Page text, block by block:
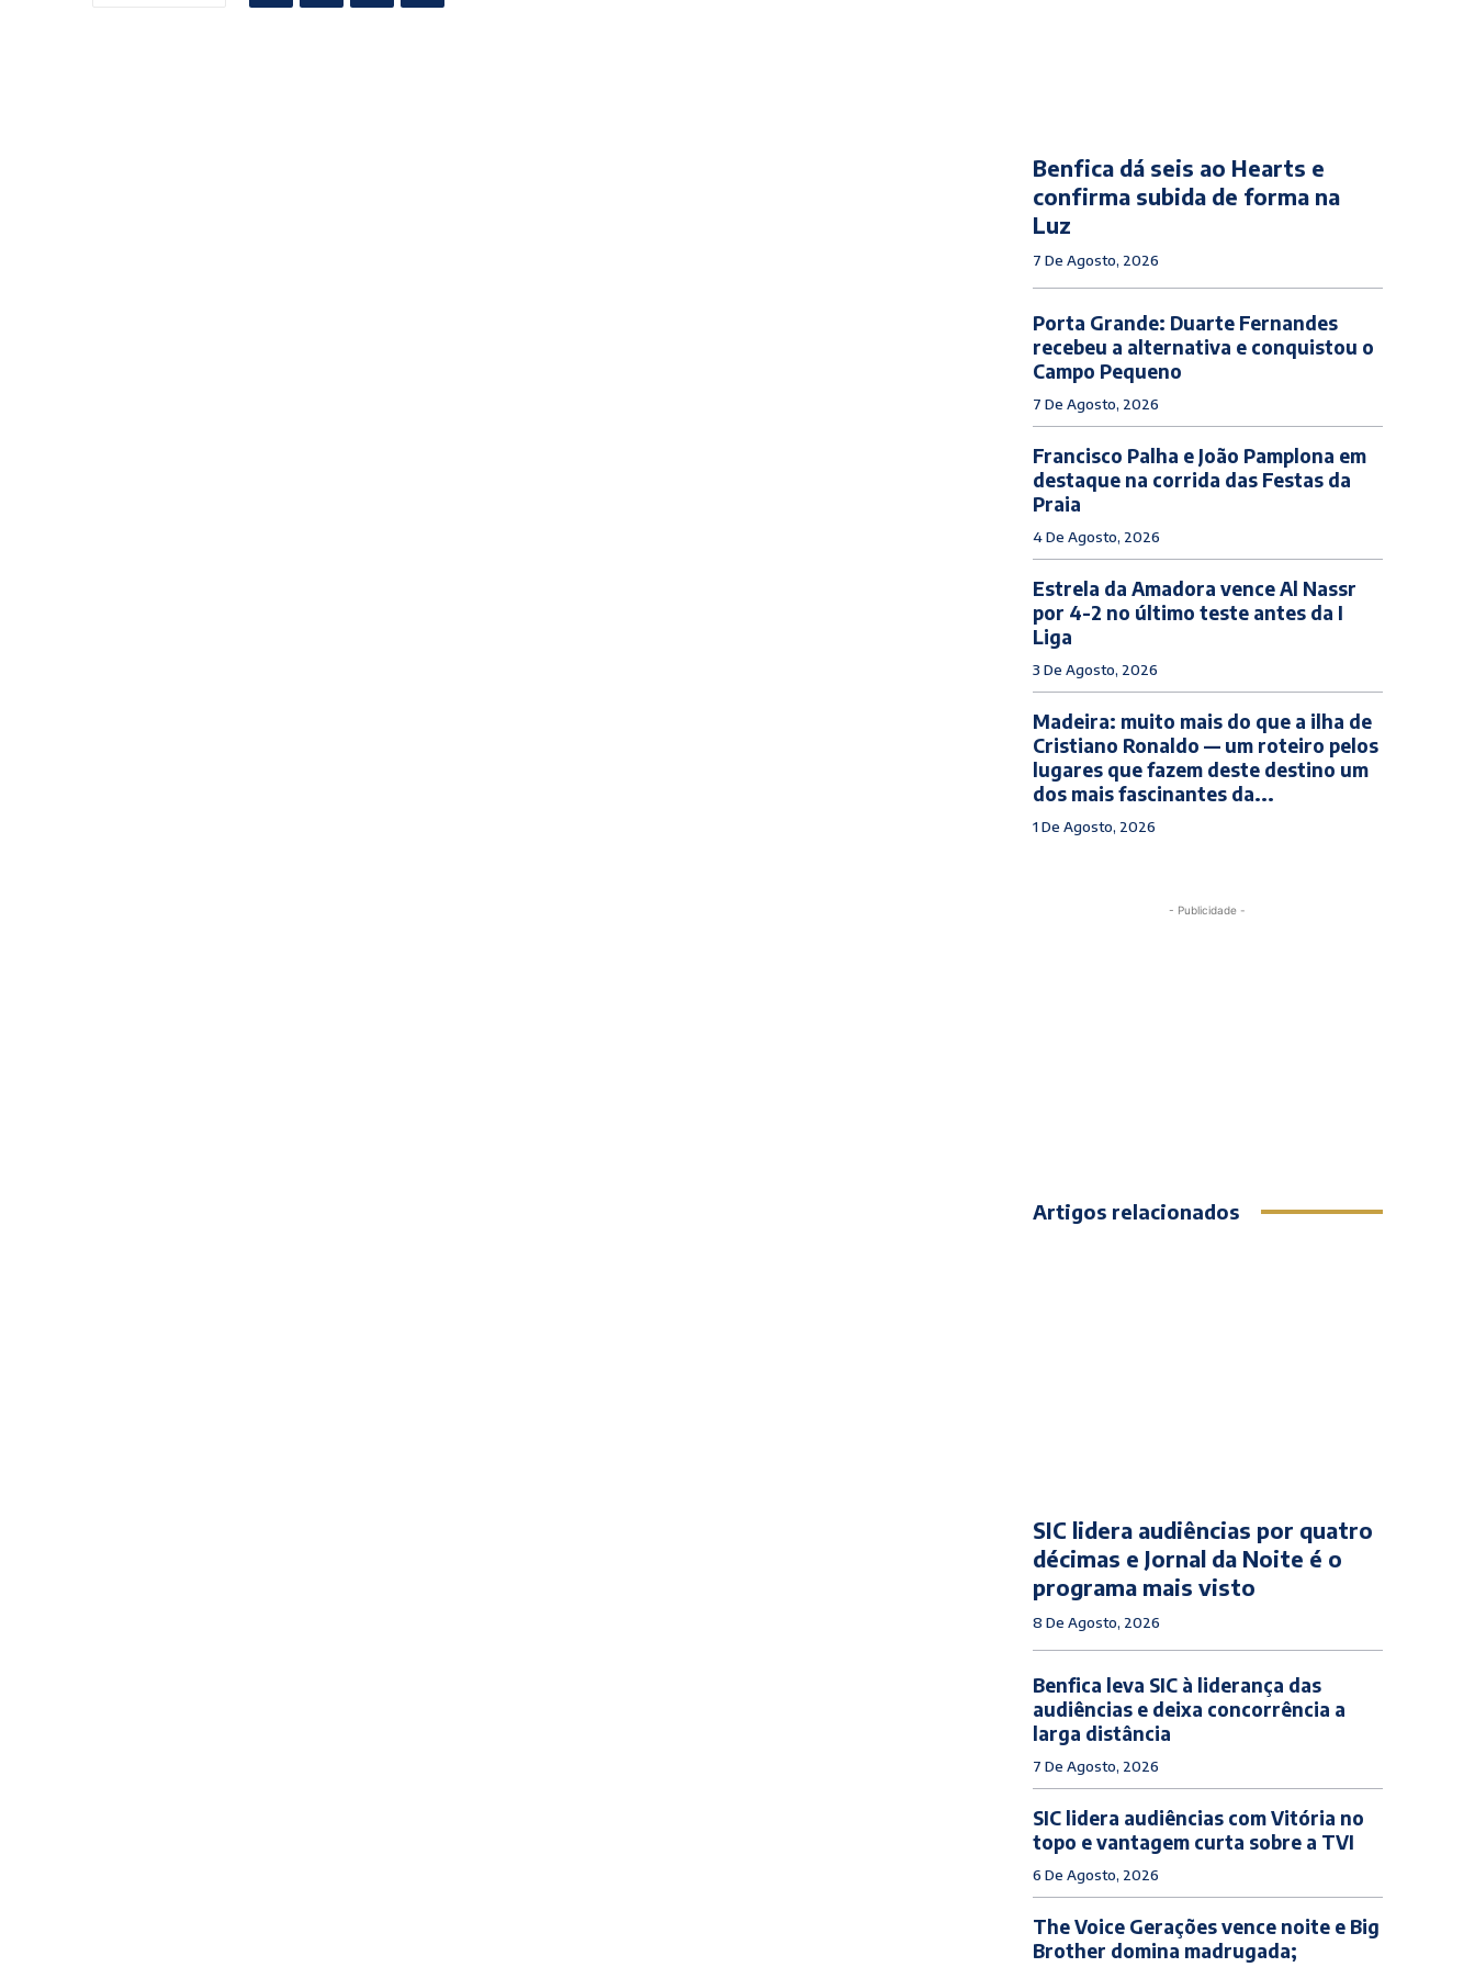
Benfica dá seis ao Hearts e
confirma subida de forma na
Luz
7 De Agosto, 2026
Porta Grande: Duarte Fernandes
recebeu a alternativa e conquistou o
Campo Pequeno
7 De Agosto, 2026
Francisco Palha e João Pamplona em
destaque na corrida das Festas da
Praia
4 De Agosto, 2026
Estrela da Amadora vence Al Nassr
por 4-2 no último teste antes da I
Liga
3 De Agosto, 2026
Madeira: muito mais do que a ilha de
Cristiano Ronaldo — um roteiro pelos
lugares que fazem deste destino um
dos mais fascinantes da...
1 De Agosto, 2026
- Publicidade -
Artigos relacionados
SIC lidera audiências por quatro
décimas e Jornal da Noite é o
programa mais visto
8 De Agosto, 2026
Benfica leva SIC à liderança das
audiências e deixa concorrência a
larga distância
7 De Agosto, 2026
SIC lidera audiências com Vitória no
topo e vantagem curta sobre a TVI
6 De Agosto, 2026
The Voice Gerações vence noite e Big
Brother domina madrugada;